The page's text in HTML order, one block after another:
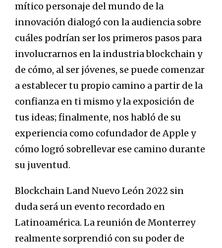
mítico personaje del mundo de la
innovación dialogó con la audiencia sobre
cuáles podrían ser los primeros pasos para
involucrarnos en la industria blockchain y
de cómo, al ser jóvenes, se puede comenzar
a establecer tu propio camino a partir de la
confianza en ti mismo y la exposición de
tus ideas; finalmente, nos habló de su
experiencia como cofundador de Apple y
cómo logró sobrellevar ese camino durante
su juventud.
Blockchain Land Nuevo León 2022 sin
duda será un evento recordado en
Latinoamérica. La reunión de Monterrey
realmente sorprendió con su poder de